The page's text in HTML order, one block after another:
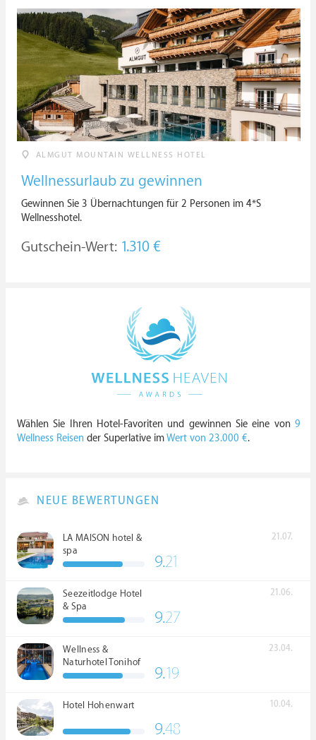
ALMGUT MOUNTAIN WELLNESS HOTEL
Wellnessurlaub zu gewinnen
Gewinnen Sie 3 Übernachtungen für 2 Personen im 4*S
Wellnesshotel.
Gutschein-Wert: 1.310 €
Wählen Sie Ihren Hotel-Favoriten und gewinnen Sie eine von 9
Wellness Reisen der Superlative imWert von 23.000 €.
NEUE BEWERTUNGEN
LA MAISON hotel &
spa
21.07.
9.21
Seezeitlodge Hotel
& Spa
21.06.
9.27
Wellness &
Naturhotel Tonihof
****S
23.04.
9.19
Hotel Hohenwart 10.04.
9.48